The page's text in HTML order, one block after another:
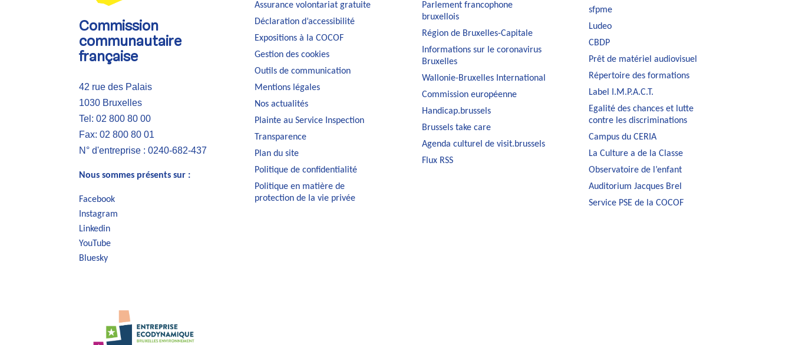
Commission
communautaire
française
42 rue des Palais
1030 Bruxelles
Tel: 02 800 80 00
Fax: 02 800 80 01
N° d'entreprise : 0240-682-437
Nous sommes présents sur :
Facebook
Instagram
Linkedin
YouTube
Bluesky
Assurance volontariat gratuite
Déclaration d’accessibilité
Expositions à la COCOF
Gestion des cookies
Outils de communication
Mentions légales
Nos actualités
Plainte au Service Inspection
Transparence
Plan du site
Politique de confidentialité
Politique en matière de
protection de la vie privée
Parlement francophone
bruxellois
Région de Bruxelles-Capitale
Informations sur le coronavirus
Bruxelles
Wallonie-Bruxelles International
Commission européenne
Handicap.brussels
Brussels take care
Agenda culturel de visit.brussels
Flux RSS
sfpme
Ludeo
CBDP
Prêt de matériel audiovisuel
Répertoire des formations
Label I.M.P.A.C.T.
Egalité des chances et lutte
contre les discriminations
Campus du CERIA
La Culture a de la Classe
Observatoire de l’enfant
Auditorium Jacques Brel
Service PSE de la COCOF